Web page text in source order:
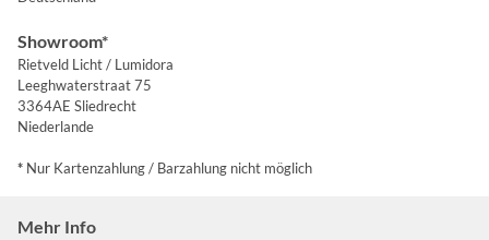
Showroom*
Rietveld Licht / Lumidora
Leeghwaterstraat 75
3364AE Sliedrecht
Niederlande
* Nur Kartenzahlung / Barzahlung nicht möglich
Mehr Info